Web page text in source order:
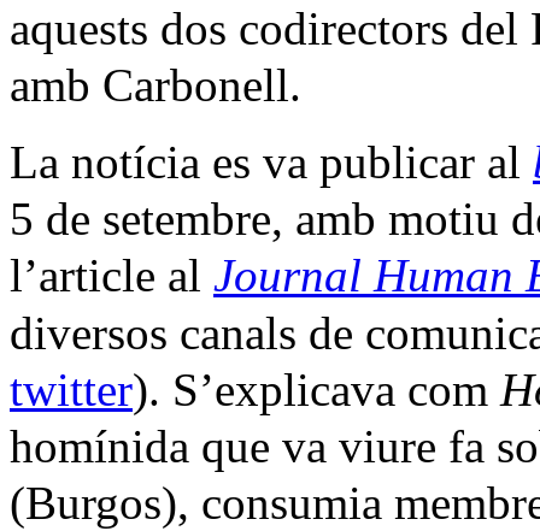
aquests dos codirectors
amb Carbonell.
La notícia es va publicar al
5 de setembre, amb motiu
l’article al Journal Human
diversos canals de
twitter). S’explicava com
homínida que va viure fa
(Burgos), consumia